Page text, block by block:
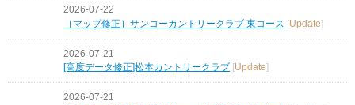
2026-07-22
［マップ修正］サンコーカントリークラブ 東コース [Update]
2026-07-21
[高度データ修正]松本カントリークラブ [Update]
2026-07-21